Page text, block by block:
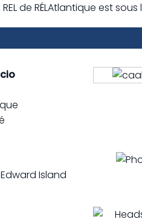
de RÉLAtlantique est
Island